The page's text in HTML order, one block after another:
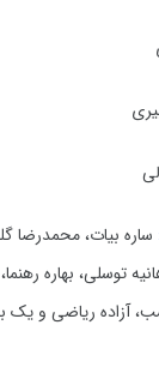
ساره بیات، محمدرضا
توسلی، بهاره
آزاده ریاضی و یک